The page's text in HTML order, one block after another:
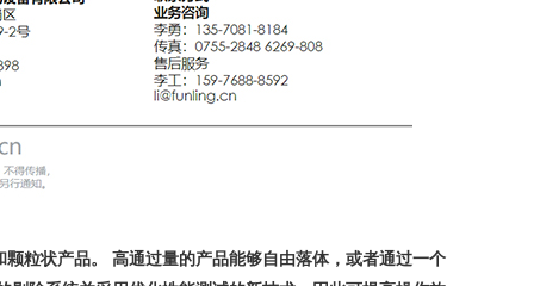
粒状产品。 高通过量的产品能够自由落体，或者通过一个